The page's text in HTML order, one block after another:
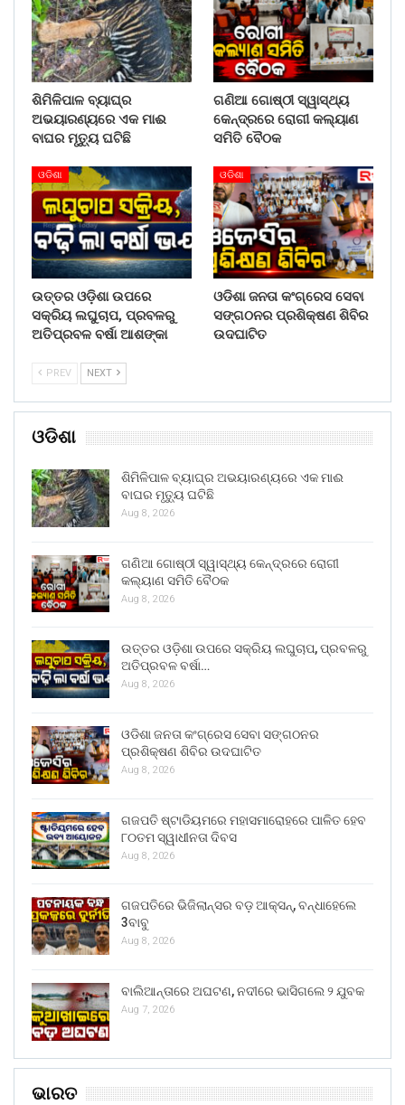
ଶିମିଳିପାଳ ବ୍ୟାଘ୍ର
ଅଭୟାରଣ୍ୟରେ ଏକ ମାଈ
ବାଘର ମୃତ୍ୟୁ ଘଟିଛି
ଗଣିଆ ଗୋଷ୍ଠୀ ସ୍ୱାସ୍ଥ୍ୟ
କେନ୍ଦ୍ରରେ ରୋଗୀ କଲ୍ୟାଣ
ସମିତି ବୈଠକ
ଓଡିଶା
ଉତ୍ତର ଓଡ଼ିଶା ଉପରେ
ସକ୍ରିୟ ଲଘୁଚାପ, ପ୍ରବଳରୁ
ଅତିପ୍ରବଳ ବର୍ଷା ଆଶଙ୍କା
ଓଡିଶା
ଓଡିଶା ଜନତା କଂଗ୍ରେସ ସେବା
ସଙ୍ଗଠନର ପ୍ରଶିକ୍ଷଣ ଶିବିର
ଉଦଘାଟିତ
PREV NEXT
ଓଡିଶା
ଶିମିଳିପାଳ ବ୍ୟାଘ୍ର ଅଭୟାରଣ୍ୟରେ ଏକ ମାଈ
ବାଘର ମୃତ୍ୟୁ ଘଟିଛି
Aug 8, 2026
ଗଣିଆ ଗୋଷ୍ଠୀ ସ୍ୱାସ୍ଥ୍ୟ କେନ୍ଦ୍ରରେ ରୋଗୀ
କଲ୍ୟାଣ ସମିତି ବୈଠକ
Aug 8, 2026
ଉତ୍ତର ଓଡ଼ିଶା ଉପରେ ସକ୍ରିୟ ଲଘୁଚାପ, ପ୍ରବଳରୁ
ଅତିପ୍ରବଳ ବର୍ଷା…
Aug 8, 2026
ଓଡିଶା ଜନତା କଂଗ୍ରେସ ସେବା ସଙ୍ଗଠନର
ପ୍ରଶିକ୍ଷଣ ଶିବିର ଉଦଘାଟିତ
Aug 8, 2026
ଗଜପତି ଷ୍ଟାଡିୟମରେ ମହାସମାରୋହରେ ପାଳିତ ହେବ
୮୦ତମ ସ୍ୱାଧୀନତା ଦିବସ
Aug 8, 2026
ଗଜପତିରେ ଭିଜିଲାନ୍ସର ବଡ଼ ଆକ୍ସନ୍, ବନ୍ଧାହେଲେ
3ବାବୁ
Aug 8, 2026
ବାଲିଆନ୍ତାରେ ଅଘଟଣ, ନଦୀରେ ଭାସିଗଲେ ୨ ଯୁବକ
Aug 7, 2026
ଭାରତ